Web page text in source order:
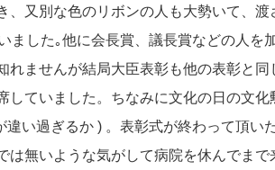
、又別な色のリボンの人も大勢いて、渡
ました｡他に会長賞、議長賞などの人を
れませんが結局大臣表彰も他の表彰と
していました。ちなみに文化の日の文
い過ぎるか ) 。表彰式が終わって頂い
は無いような気がして病院を休んでま